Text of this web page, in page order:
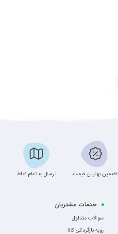
تضمین بهترین قیمت ارسال به تمام نقاط
خدمات مشتریان
سوالات متداول
رویه بازگردانی کالا